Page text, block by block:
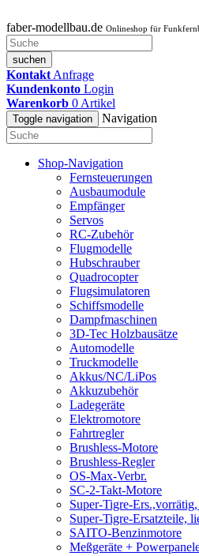
faber-modellbau.de Onlineshop für
suchen
Kontakt Anfrage
Kundenkonto Login
Warenkorb 0 Artikel
Toggle navigation Navigation
Shop-Navigation
Fernsteuerungen
Ausbaumodule
Empfänger
Servos
RC-Zubehör
Flugmodelle
Hubschrauber
Quadrocopter
Flugsimulatoren
Schiffsmodelle
Dampfmaschinen
3D-Tec Holzbausätze
Automodelle
Truckmodelle
Akkus/NC/LiPos
Akkuzubehör
Ladegeräte
Elektromotore
Fahrtregler
Brushless-Motore
Brushless-Regler
OS-Max-Verbr.
SC-2-Takt-Motore
Super-Tigre-
Super-Tigre-Ersatzteile,
SAITO-Benzinmotore
Meßgeräte +